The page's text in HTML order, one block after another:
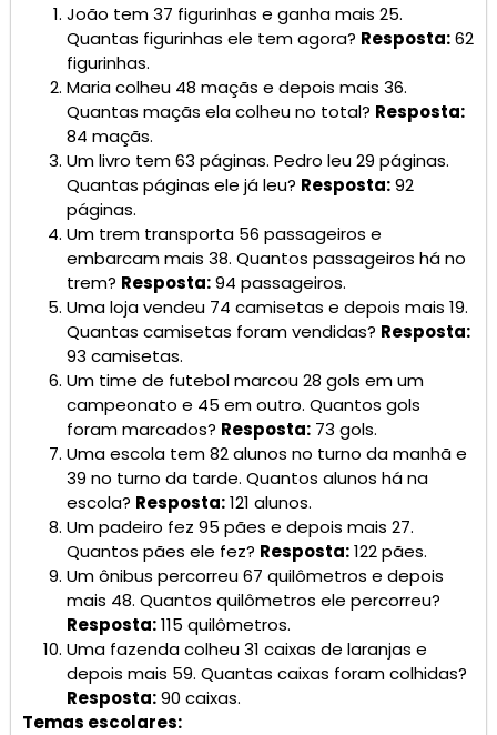
João tem 37 figurinhas e ganha mais 25.
Quantas figurinhas ele tem agora? Resposta:62
figurinhas.
Maria colheu 48 maçãs e depois mais 36.
Quantas maçãs ela colheu no total? Resposta:
84 maçãs.
Um livro tem 63 páginas. Pedro leu 29 páginas.
Quantas páginas ele já leu? Resposta:92
páginas.
Um trem transporta 56 passageiros e
embarcam mais 38. Quantos passageiros há no
trem? Resposta:94 passageiros.
Uma loja vendeu 74 camisetas e depois mais 19.
Quantas camisetas foram vendidas? Resposta:
93 camisetas.
Um time de futebol marcou 28 gols em um
campeonato e 45 em outro. Quantos gols
foram marcados? Resposta: 73 gols.
Uma escola tem 82 alunos no turno da manhã e
39 no turno da tarde. Quantos alunos há na
escola? Resposta:121 alunos.
Um padeiro fez 95 pães e depois mais 27.
Quantos pães ele fez? Resposta:122 pães.
Um ônibus percorreu 67 quilômetros e depois
mais 48. Quantos quilômetros ele percorreu?
Resposta:115 quilômetros.
Uma fazenda colheu 31 caixas de laranjas e
depois mais 59. Quantas caixas foram colhidas?
Resposta:90 caixas.
Temas escolares: